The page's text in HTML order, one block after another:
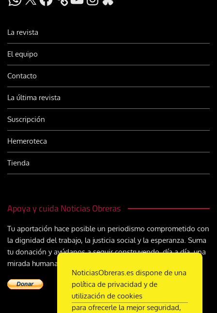
La revista
El equipo
Contacto
La última revista
Suscripción
Hemeroteca
Tienda
Apoya y cuida Noticias Obreras
Tu aportación hace posible un periodismo comprometido con
la dignidad del trabajo, la justicia social y la esperanza. Suma
tu donación y ayúdanos a seguir construyendo, día a día, una
mirada humana y cristiana sobre el mundo del trabajo
NoticiasObreras.es dispone de una
política de privacidad y de
utilización de cookies
para ofrecerle la mejor seguridad,